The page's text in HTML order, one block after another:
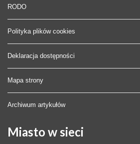
RODO
Polityka plików cookies
Deklaracja dostępności
Mapa strony
Archiwum artykułów
Miasto w sieci